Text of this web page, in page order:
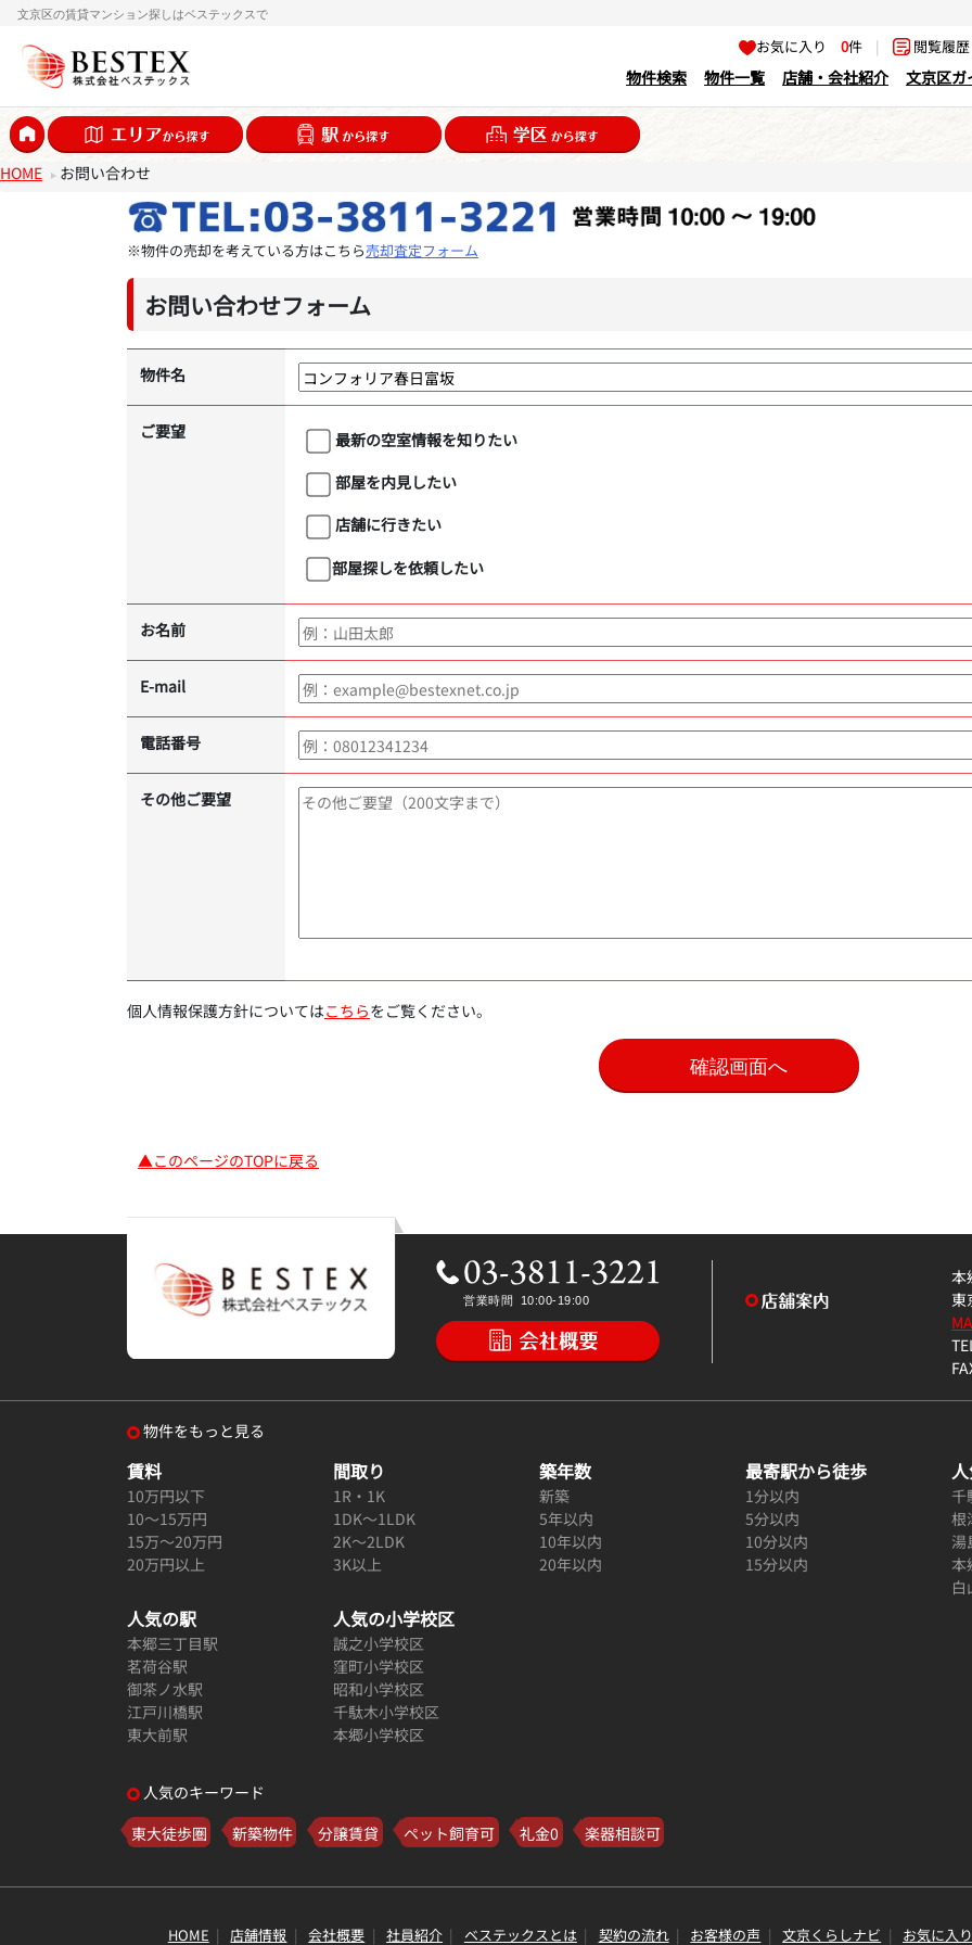
文京区の賃貸マンション探しはベステックスで
お気に入り0件 | 閲覧履
物件検索 物件一覧 店舗・会社紹介 文京区ガ
HOME お問い合わせ
※物件の売却を考えている方はこちら売却査定フォーム
お問い合わせフォーム
物件名
ご要望
最新の空室情報を知りたい
部屋を内見したい
店舗に行きたい
部屋探しを依頼したい
お名前
E-mail
電話番号
その他ご要望
個人情報保護方針についてはこちらをご覧ください。
▲このページのTOPに戻る
本
東
物件をもっと見る
賃料
10万円以下
10～15万円
15万～20万円
20万円以上
間取り
1R・1K
1DK～1LDK
2K～2LDK
3K以上
築年数
新築
5年以内
10年以内
20年以内
最寄駅から徒歩
1分以内
5分以内
10分以内
15分以内
千
根
湯
本
白
人気の駅
本郷三丁目駅
茗荷谷駅
御茶ノ水駅
江戸川橋駅
東大前駅
人気の小学校区
誠之小学校区
窪町小学校区
昭和小学校区
千駄木小学校区
本郷小学校区
人気のキーワード
東大徒歩圏
新築物件 分譲賃貸 ペット飼育可 礼金0 楽器相談可
HOME 店舗情報 会社概要 社員紹介 ベステックスとは 契約の流れ お客様の声 文京くらしナビ お気に入